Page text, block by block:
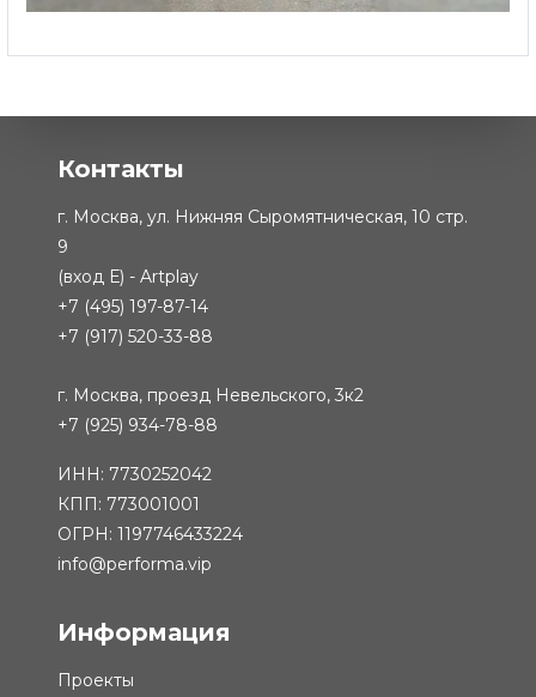
Контакты
г. Москва, ул. Нижняя Сыромятническая, 10 стр.
9
(вход Е) - Artplay
+7 (495) 197-87-14
+7 (917) 520-33-88
г. Москва, проезд Невельского, 3к2
+7 (925) 934-78-88
ИНН: 7730252042
КПП: 773001001
ОГРН: 1197746433224
info@performa.vip
Информация
Проекты